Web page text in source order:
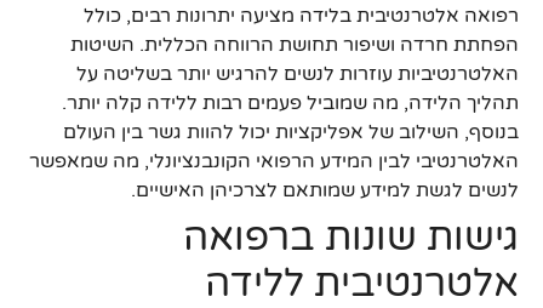
רפואה אלטרנטיבית בלידה מציעה יתרונות רבים, כולל
הפחתת חרדה ושיפור תחושת הרווחה הכללית. השיטות
האלטרנטיביות עוזרות לנשים להרגיש יותר בשליטה על
תהליך הלידה, מה שמוביל פעמים רבות ללידה קלה יותר.
בנוסף, השילוב של אפליקציות יכול להוות גשר בין העולם
האלטרנטיבי לבין המידע הרפואי הקונבנציונלי, מה שמאפשר
לנשים לגשת למידע שמותאם לצרכיהן האישיים.
גישות שונות ברפואה
אלטרנטיבית ללידה